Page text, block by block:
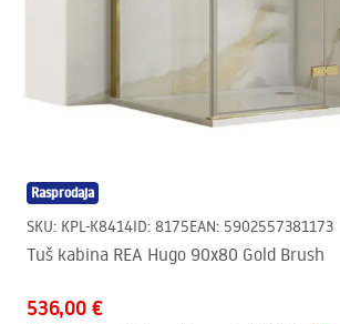
Rasprodaja
SKU: KPL-K8414ID: 8175EAN: 5902557381173
Tuš kabina REA Hugo 90x80 Gold Brush
536,00 €